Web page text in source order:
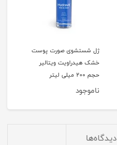
ژل شستشوی صورت پوست
خشک هیدراویت ویتالیر
حجم 200 میلی لیتر
ناموجود
دیدگاه‌ها